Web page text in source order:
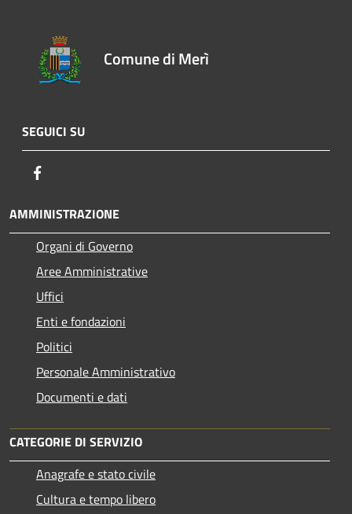
Comune di Merì
SEGUICI SU
AMMINISTRAZIONE
Organi di Governo
Aree Amministrative
Uffici
Enti e fondazioni
Politici
Personale Amministrativo
Documenti e dati
CATEGORIE DI SERVIZIO
Anagrafe e stato civile
Cultura e tempo libero